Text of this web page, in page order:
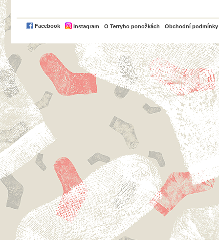
Facebook Instagram O Terryho ponožkách Obchodní podmínky
PayPal